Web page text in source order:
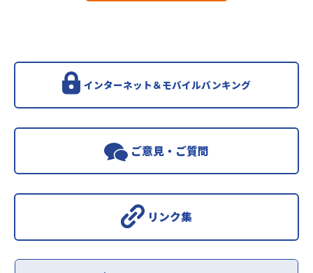
インターネット＆モバイルバンキング
ご意見・ご質問
リンク集